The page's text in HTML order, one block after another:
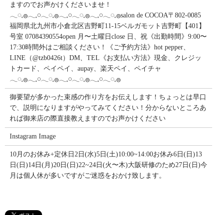
ますのでお声かけくださいませ！
𓂃◌𓈒𓐍𓂃𓈒𓏸𓂃◌𓈒𓐍𓂃𓈒𓏸𓂃◌𓈒𓐍𓂃𓈒𓏸𓂃◌𓈒𓐍salon de COCOA〒802-0085
福岡県北九州市小倉北区吉野町11-15ベルガモット吉野町【401】
号室︎ 07084390554open 月〜土曜日close 日、祝《出勤時間》9:00〜
17:30時間外はご相談ください！《ご予約方法》hot pepper、
LINE（@tzb0426t）DM、TEL《お支払い方法》現金、クレジッ
トカード、ペイペイ、aupay、楽天ペイ、ペイチャ
𓂃◌𓈒𓐍𓂃𓈒𓏸𓂃◌𓈒𓐍𓂃𓈒𓏸𓂃◌𓈒𓐍𓂃𓈒𓏸𓂃◌𓈒𓐍
御要望が多かった束感の作り方をお伝えします！ちょっとは早口
で、説明になりますがやってみてください！分からないところあ
れば御来店の際直接教えますのでお声かけください
Instagram Image
10月のお休み+定休日2日(水)5日(土)10:00~14:00お休み6日(日)13
日(日)14日(月)20日(日)22~24日(火〜木)大阪研修のため27日(日)今
月は個人休が多いですがご迷惑をおかけ致します。